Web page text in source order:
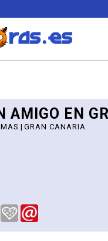
AMIGO EN
| GRAN CANARIA